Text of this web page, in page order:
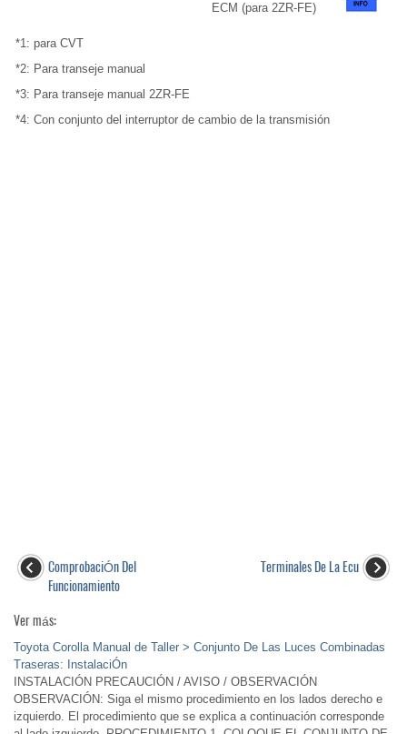
ECM (para 2ZR-FE)
*1: para CVT
*2: Para transeje manual
*3: Para transeje manual 2ZR-FE
*4: Con conjunto del interruptor de cambio de la transmisión
ComprobaciÓn Del
Funcionamiento
Terminales De La Ecu
Ver más:
Toyota Corolla Manual de Taller > Conjunto De Las Luces Combinadas
Traseras: InstalaciÓn
INSTALACIÓN PRECAUCIÓN / AVISO / OBSERVACIÓN
OBSERVACIÓN: Siga el mismo procedimiento en los lados derecho e
izquierdo. El procedimiento que se explica a continuación corresponde